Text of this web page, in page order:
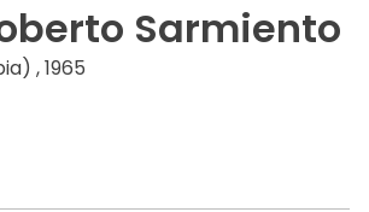
Sarmiento
, 1965